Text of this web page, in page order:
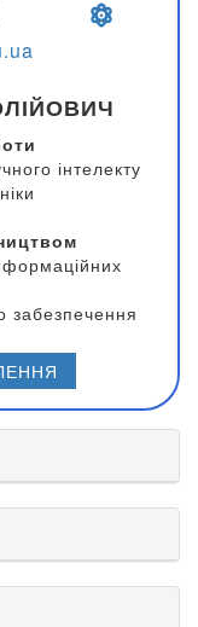
інтелекту
забезпечення